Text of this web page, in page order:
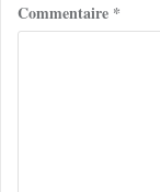
Commentaire *